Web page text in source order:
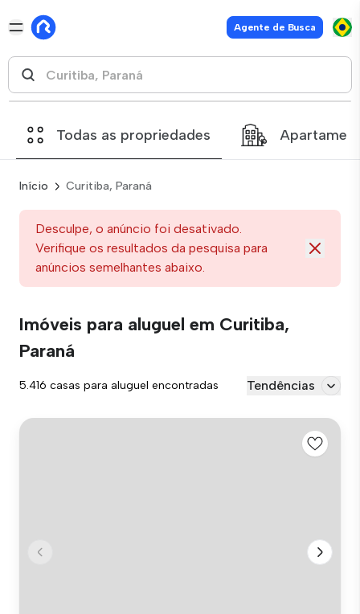
Agente de Busca
Todas as propriedades
Início Curitiba, Paraná
Desculpe, o anúncio foi desativado.
Verifique os resultados da pesquisa para
anúncios semelhantes abaixo.
Imóveis para aluguel em Curitiba,
Paraná
5.416 casas para aluguel encontradas Tendências